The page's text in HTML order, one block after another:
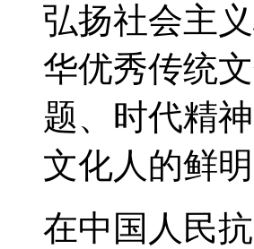
弘扬社会主
华优秀传统
题、时代精
文化人的鲜明
在中国人民